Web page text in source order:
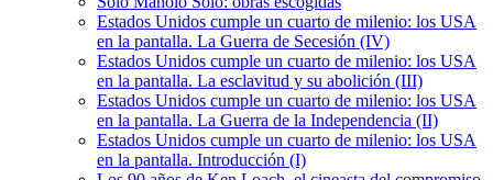
Estados Unidos cumple un cuarto de milenio: los USA
en la pantalla. La Guerra de Secesión (IV)
Estados Unidos cumple un cuarto de milenio: los USA
en la pantalla. La esclavitud y su abolición (III)
Estados Unidos cumple un cuarto de milenio: los USA
en la pantalla. La Guerra de la Independencia (II)
Estados Unidos cumple un cuarto de milenio: los USA
en la pantalla. Introducción (I)